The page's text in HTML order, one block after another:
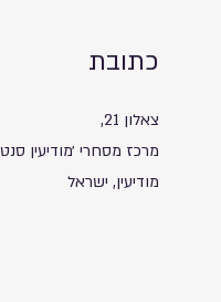
כתובת
צאלון 21,
מרכז מסחרי ׳מודיעין
מודיעין, ישראל